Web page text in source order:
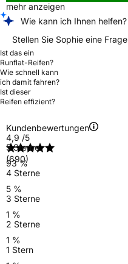
mehr anzeigen
Wie kann ich Ihnen helfen?
Stellen Sie Sophie eine Frage
Ist das ein
Runflat-Reifen?
Wie schnell kann
ich damit fahren?
Ist dieser
Reifen effizient?
Kundenbewertungen
4,9 /5
(690)
5 Sterne
93 %
4 Sterne
5 %
3 Sterne
1 %
2 Sterne
1 %
1 Stern